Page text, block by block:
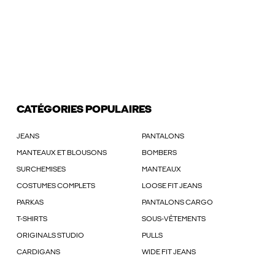
CATÉGORIES POPULAIRES
JEANS PANTALONS
MANTEAUX ET BLOUSONS BOMBERS
SURCHEMISES MANTEAUX
COSTUMES COMPLETS LOOSE FIT JEANS
PARKAS PANTALONS CARGO
T-SHIRTS SOUS-VÊTEMENTS
ORIGINALS STUDIO PULLS
CARDIGANS WIDE FIT JEANS